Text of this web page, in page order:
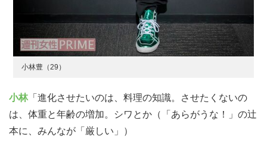
小林豊（29）
小林「進化させたいのは、料理の知識。させたくないの
は、体重と年齢の増加。シワとか（「あらがうな！」の辻
本に、みんなが「厳しい」）